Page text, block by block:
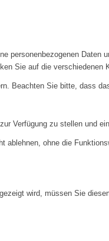
Sie auf die verschiedenen
Beachten Sie bitte, dass
Verfügung zu stellen und
ohne die
wird, müssen Sie